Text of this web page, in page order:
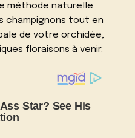
méthode naturelle
champignons tout en
de votre orchidée,
floraisons à venir.